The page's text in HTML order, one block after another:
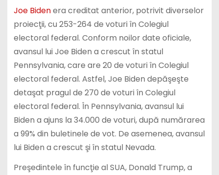
Joe Bidenera creditat anterior, potrivit diverselor
proiecţii, cu 253-264 de voturi în Colegiul
electoral federal. Conform noilor date oficiale,
avansul lui Joe Biden a crescut în statul
Pennsylvania, care are 20 de voturi în Colegiul
electoral federal. Astfel, Joe Biden depăşeşte
detaşat pragul de 270 de voturi în Colegiul
electoral federal. În Pennsylvania, avansul lui
Biden a ajuns la 34.000 de voturi, după numărarea
a 99% din buletinele de vot. De asemenea, avansul
lui Biden a crescut şi în statul Nevada.
Preşedintele în funcţie al SUA, Donald Trump, a